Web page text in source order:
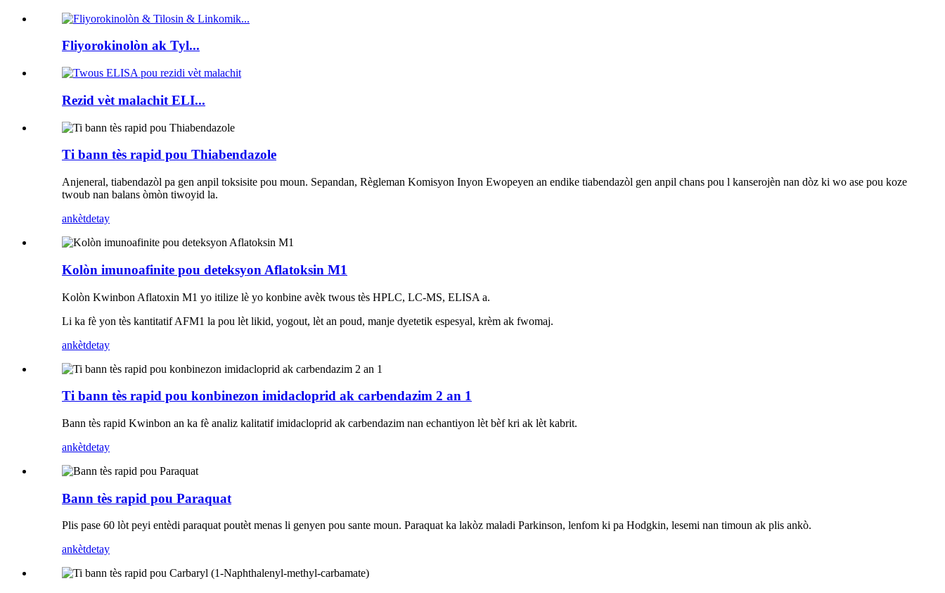
Fliyorokinolòn ak Tyl...
Rezid vèt malachit ELI...
Ti bann tès rapid pou Thiabendazole
Anjeneral, tiabendazòl pa gen anpil toksisite pou moun. Sepandan, Règleman Komisyon Inyon Ewopeyen an endike tiabendazòl gen anpil chans pou l kanserojèn nan dòz ki wo ase pou koze
twoub nan balans òmòn tiwoyid la.
ankètdetay
Kolòn imunoafinite pou deteksyon Aflatoksin M1
Kolòn Kwinbon Aflatoxin M1 yo itilize lè yo konbine avèk twous tès HPLC, LC-MS, ELISA a.
Li ka fè yon tès kantitatif AFM1 la pou lèt likid, yogout, lèt an poud, manje dyetetik espesyal, krèm ak fwomaj.
ankètdetay
Ti bann tès rapid pou konbinezon imidacloprid ak carbendazim 2 an 1
Bann tès rapid Kwinbon an ka fè analiz kalitatif imidacloprid ak carbendazim nan echantiyon lèt bèf kri ak lèt ​​kabrit.
ankètdetay
Bann tès rapid pou Paraquat
Plis pase 60 lòt peyi entèdi paraquat poutèt menas li genyen pou sante moun. Paraquat ka lakòz maladi Parkinson, lenfom ki pa Hodgkin, lesemi nan timoun ak plis ankò.
ankètdetay